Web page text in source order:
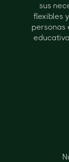
sus
flexibles
personas